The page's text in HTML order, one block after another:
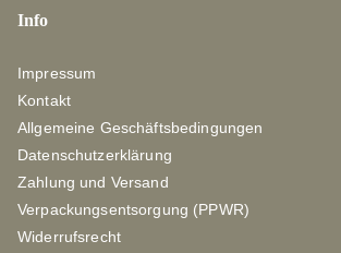
Info
Impressum
Kontakt
Allgemeine Geschäftsbedingungen
Datenschutzerklärung
Zahlung und Versand
Verpackungsentsorgung (PPWR)
Widerrufsrecht